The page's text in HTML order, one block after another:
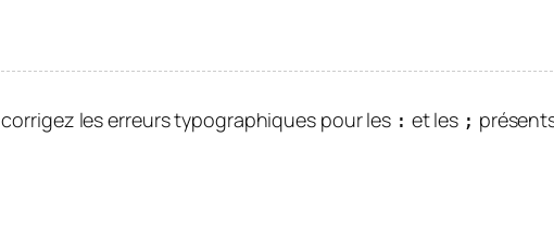
corrigez les erreurs typographiques pour les : et les ;